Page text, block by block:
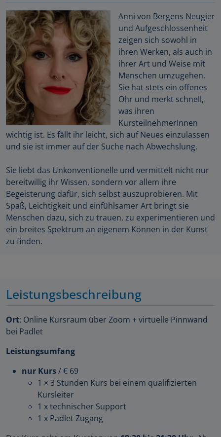
Anni von Bergens Neugier
und Aufgeschlossenheit
zeigen sich sowohl in
ihren Werken, als auch in
ihrer Art und Weise mit
Menschen umzugehen.
Sie hat stets ein offenes
Ohr und merkt schnell,
was ihren
KursteilnehmerInnen
wichtig ist. Es fällt ihr leicht, sich auf Neues einzulassen
und sie ist immer auf der Suche nach Abwechslung.
Sie liebt das Unkonventionelle und vermittelt nicht nur
bereitwillig ihr Wissen, sondern vor allem ihre
Begeisterung dafür, sich selbst auszuprobieren. Mit
Spaß, Leichtigkeit und einfühlsamer Art bringt sie
Menschen dazu, sich zu trauen, zu experimentieren und
ein breites Spektrum an eigenem Können in der Kunst
zu finden.
Leistungsbeschreibung
Ort: Online Kursraum über Zoom + virtuelle Pinnwand
bei Padlet
Leistungsumfang
nur Kurs/ € 69
1 × 3 Stunden Kurs bei einem qualifizierten
Kursleiter
1 x technischer Support
1 x Padlet Zugang